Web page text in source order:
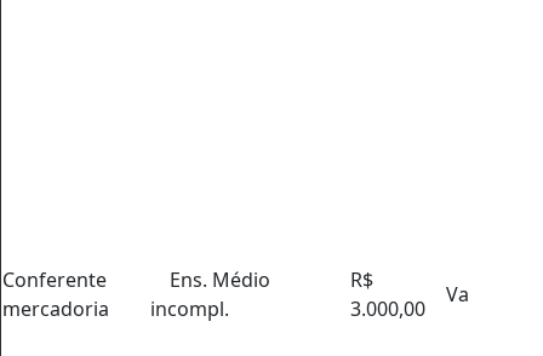
Conferente
mercadoria
Ens. Médio
incompl.
R$
3.000,00
Va